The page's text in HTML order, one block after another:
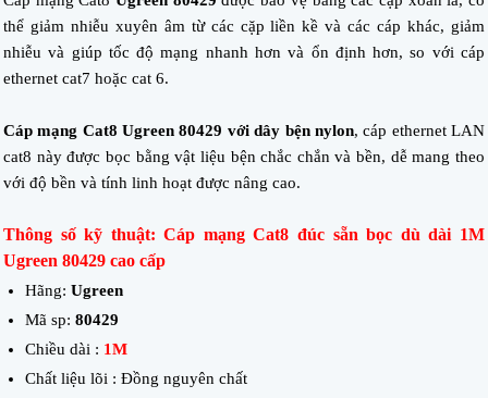
thể giảm nhiễu xuyên âm từ các cặp liền kề và các cáp khác, giảm
nhiễu và giúp tốc độ mạng nhanh hơn và ổn định hơn, so với cáp
ethernet cat7 hoặc cat 6.
Cáp mạng Cat8 Ugreen 80429 với dây bện nylon, cáp ethernet LAN
cat8 này được bọc bằng vật liệu bện chắc chắn và bền, dễ mang theo
với độ bền và tính linh hoạt được nâng cao.
Thông số kỹ thuật: Cáp mạng Cat8 đúc sẵn bọc dù dài 1M
Ugreen 80429 cao cấp
Hãng: Ugreen
Mã sp: 80429
Chiều dài : 1M
Chất liệu lõi : Đồng nguyên chất